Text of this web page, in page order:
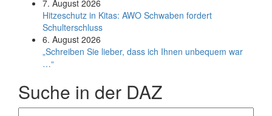
7. August 2026
Hitzeschutz in Kitas: AWO Schwaben fordert
Schulterschluss
6. August 2026
„Schreiben Sie lieber, dass ich Ihnen unbequem war
…“
Suche in der DAZ